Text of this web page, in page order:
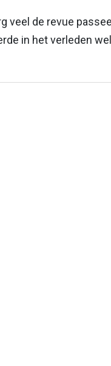
veel de revue
in het verleden